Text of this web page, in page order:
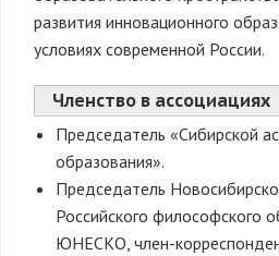
развития инновационного
условиях современной России.
Членство в ассоциациях
Председатель «Сибирской
образования».
Председатель
Российского философского
ЮНЕСКО, член-